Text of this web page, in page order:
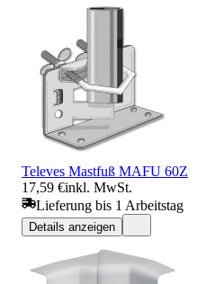
Televes Mastfuß MAFU 60Z
17,59 €inkl. MwSt.
Lieferung bis 1 Arbeitstag
Details anzeigen